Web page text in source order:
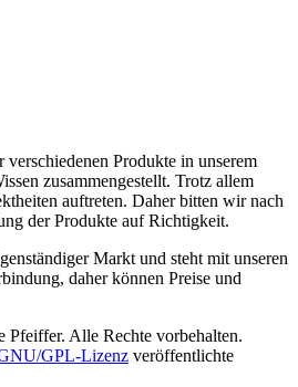
verschiedenen Produkte in unserem
zusammengestellt. Trotz allem
auftreten. Daher bitten wir nach
der Produkte auf Richtigkeit.
Markt und steht mit unseren
daher können Preise und
Alle Rechte vorbehalten.
GPL-Lizenz veröffentlichte